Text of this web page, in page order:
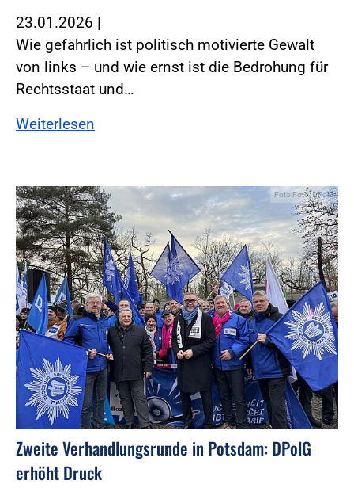
23.01.2026 |
Wie gefährlich ist politisch motivierte Gewalt
von links – und wie ernst ist die Bedrohung für
Rechtsstaat und…
Weiterlesen
Foto:Foto: DPolG
Zweite Verhandlungsrunde in Potsdam: DPolG
erhöht Druck